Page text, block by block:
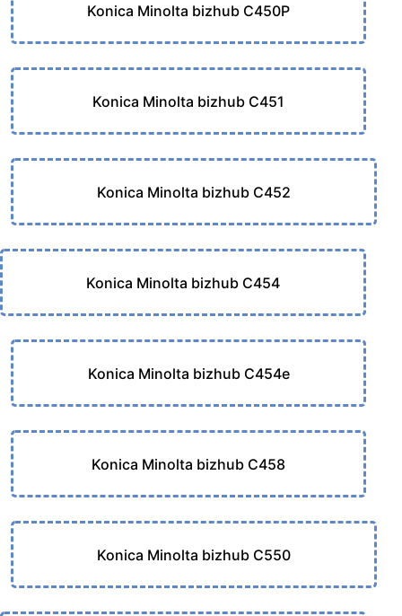
Konica Minolta bizhub C450P
Konica Minolta bizhub C451
Konica Minolta bizhub C452
Konica Minolta bizhub C454
Konica Minolta bizhub C454e
Konica Minolta bizhub C458
Konica Minolta bizhub C550